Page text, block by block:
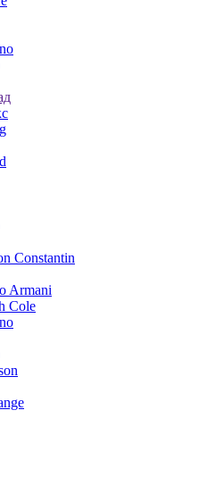
Constantin
Armani
Cole